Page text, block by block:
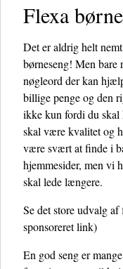
Flexa
Det er aldrig helt
børneseng! Men bare
nøgleord der kan
billige penge og den
ikke kun fordi du skal
skal være kvalitet og
være svært at finde i
hjemmesider, men vi
skal lede længere.
Se det store udvalg
sponsoreret link)
En god seng er